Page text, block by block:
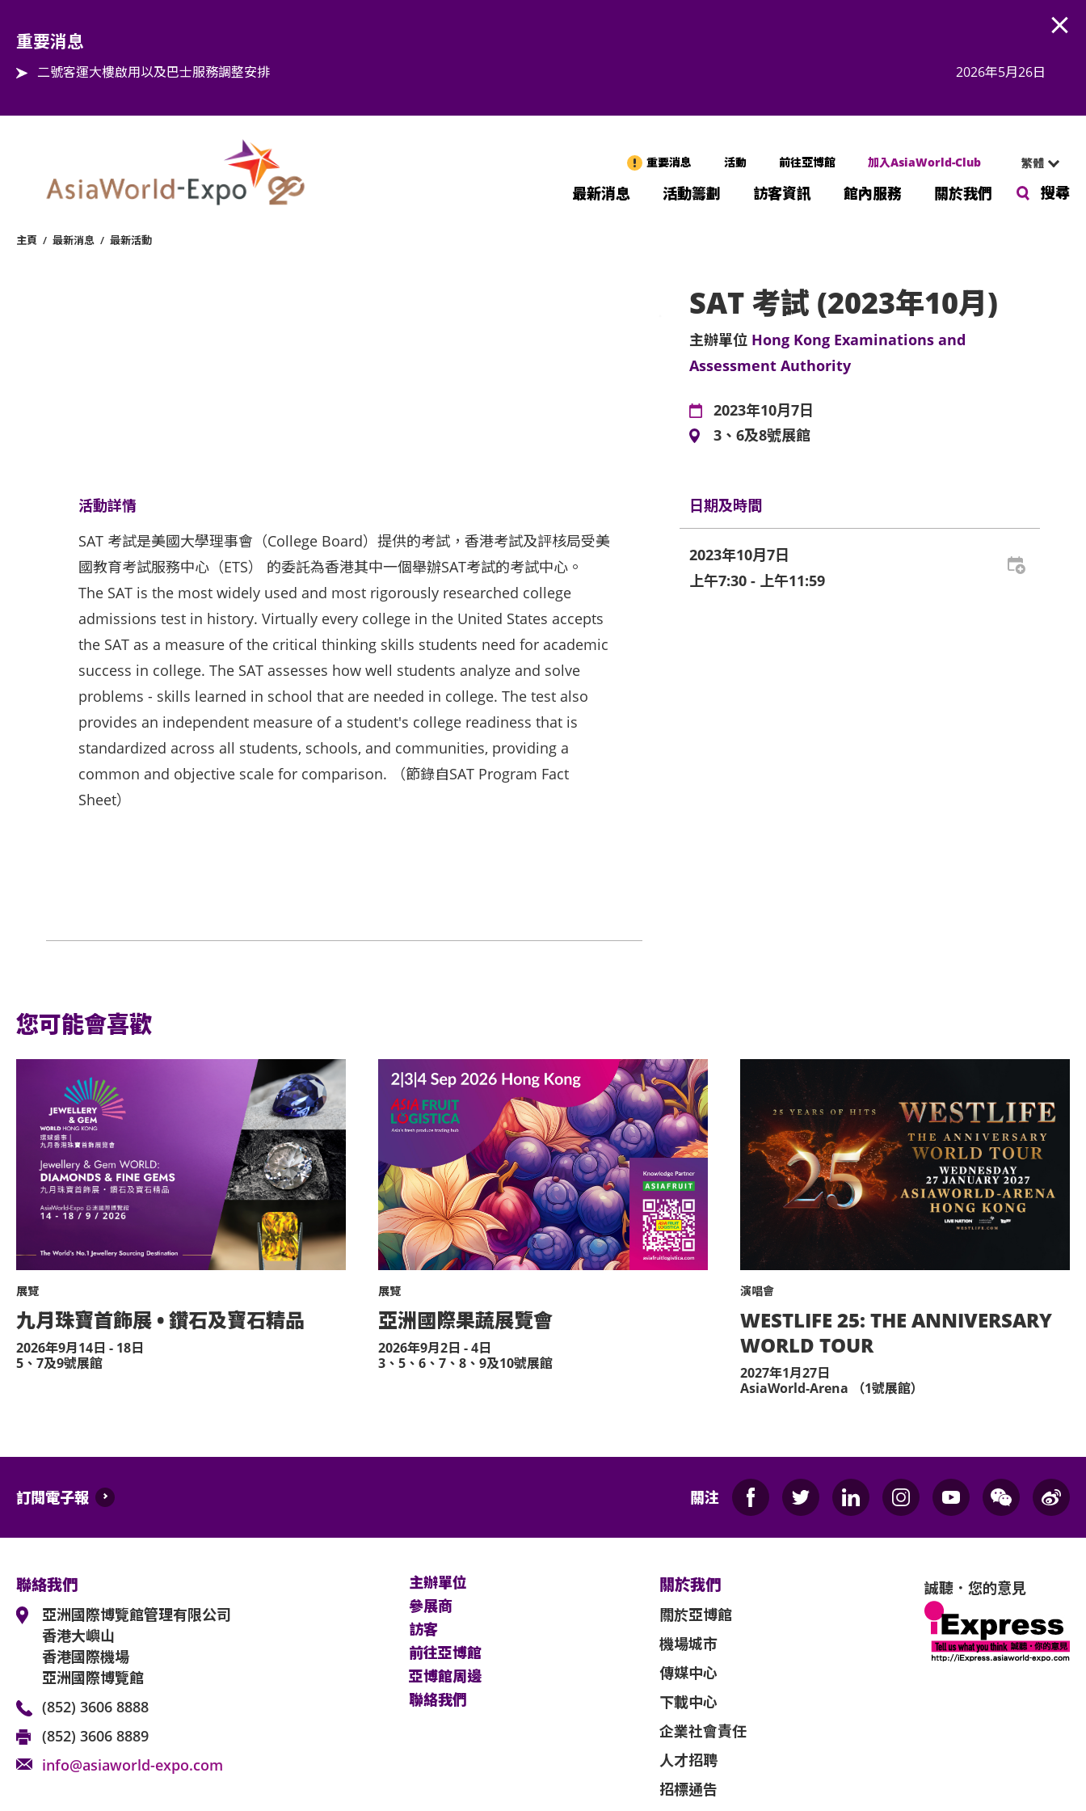
重要消息
二號客運大樓啟用以及巴士服務調整安排 2026年5月26日
重要消息 活動 前往亞博館 加入AsiaWorld-Club 繁體
最新消息 活動籌劃 訪客資訊 館內服務 關於我們 搜尋
主頁 / 最新消息 / 最新活動
SAT 考試 (2023年10月)
主辦單位 Hong Kong Examinations and
Assessment Authority
2023年10月7日
3、6及8號展館
活動詳情
SAT 考試是美國大學理事會（College Board）提供的考試，香港考試及評核局受美
國教育考試服務中心（ETS） 的委託為香港其中一個舉辦SAT考試的考試中心。
The SAT is the most widely used and most rigorously researched college
admissions test in history. Virtually every college in the United States accepts
the SAT as a measure of the critical thinking skills students need for academic
success in college. The SAT assesses how well students analyze and solve
problems - skills learned in school that are needed in college. The test also
provides an independent measure of a student's college readiness that is
standardized across all students, schools, and communities, providing a
common and objective scale for comparison. （節錄自SAT Program Fact
Sheet）
日期及時間
2023年10月7日
上午7:30 - 上午11:59
您可能會喜歡
展覽
九月珠寶首飾展 • 鑽石及寶石精品
2026年9月14日 - 18日
5、7及9號展館
展覽
亞洲國際果蔬展覽會
2026年9月2日 - 4日
3、5、6、7、8、9及10號展館
演唱會
WESTLIFE 25: THE ANNIVERSARY
WORLD TOUR
2027年1月27日
AsiaWorld-Arena （1號展館）
訂閱電子報 關注
聯絡我們
亞洲國際博覽館管理有限公司
香港大嶼山
香港國際機場
亞洲國際博覽館
(852) 3606 8888
(852) 3606 8889
info@asiaworld-expo.com
主辦單位
參展商
訪客
前往亞博館
亞博館周邊
聯絡我們
關於我們
關於亞博館
機場城市
傳媒中心
下載中心
企業社會責任
人才招聘
招標通告
誠聽．您的意見